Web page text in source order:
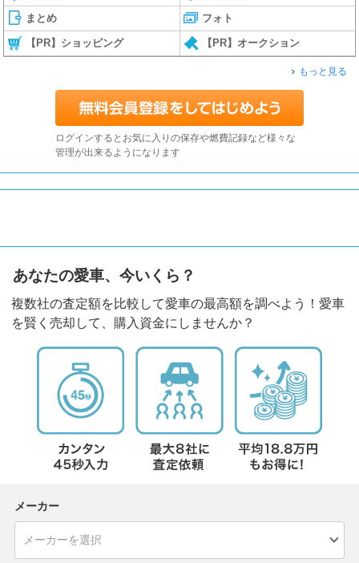
まとめ フォト
【PR】ショッピング 【PR】オークション
もっと見る
ログインするとお気に入りの保存や燃費記録など様々な
管理が出来るようになります
あなたの愛車、今いくら？
複数社の査定額を比較して愛車の最高額を調べよう！愛車
を賢く売却して、購入資金にしませんか？
メーカー